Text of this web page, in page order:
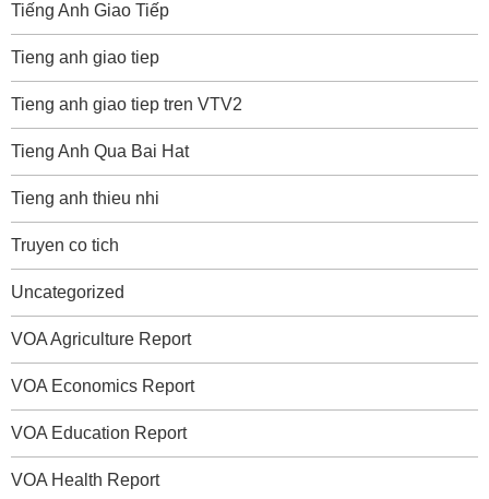
Tiếng Anh Giao Tiếp
Tieng anh giao tiep
Tieng anh giao tiep tren VTV2
Tieng Anh Qua Bai Hat
Tieng anh thieu nhi
Truyen co tich
Uncategorized
VOA Agriculture Report
VOA Economics Report
VOA Education Report
VOA Health Report